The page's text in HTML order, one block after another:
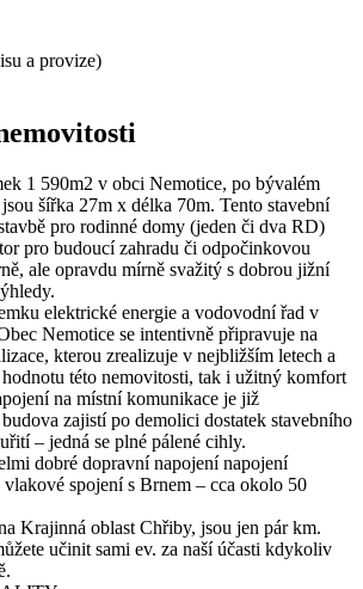
a provize)
1 590m2 v obci Nemotice, po bývalém
šířka 27m x délka 70m. Tento stavební
pro rodinné domy (jeden či dva RD)
pro budoucí zahradu či odpočinkovou
ale opravdu mírně svažitý s dobrou jižní
elektrické energie a vodovodní řad v
Nemotice se intentivně připravuje na
kterou zrealizuje v nejbližším letech a
této nemovitosti, tak i užitný komfort
na místní komunikace je již
zajistí po demolici dostatek stavebního
– jedná se plné pálené cihly.
dobré dopravní napojení napojení
spojení s Brnem – cca okolo 50
Krajinná oblast Chřiby, jsou jen pár km.
učinit sami ev. za naší účasti kdykoliv